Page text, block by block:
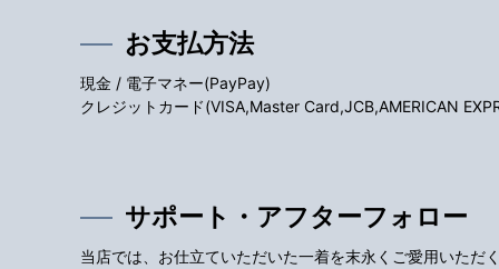
お支払方法
現金 / 電子マネー(PayPay)
クレジットカード(VISA,Master Card,JCB,AMERICAN
サポート・アフターフォロー
当店では、お仕立ていただいた一着を末永くご愛用いただく